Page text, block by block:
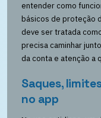
entender como
básicos de proteção
deve ser tratada
precisa caminhar
da conta e atenção a
Saques,
no app